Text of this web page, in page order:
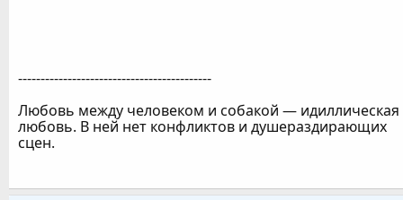
-------------------------------------------
Любовь между человеком и собакой — идиллическая
любовь. В ней нет конфликтов и душераздирающих
сцен.